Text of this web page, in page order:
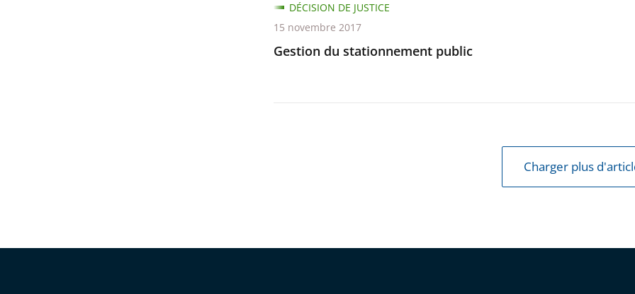
Gestion du stationnement public
DÉCISION DE JUSTICE
15 novembre 2017
Charger plus